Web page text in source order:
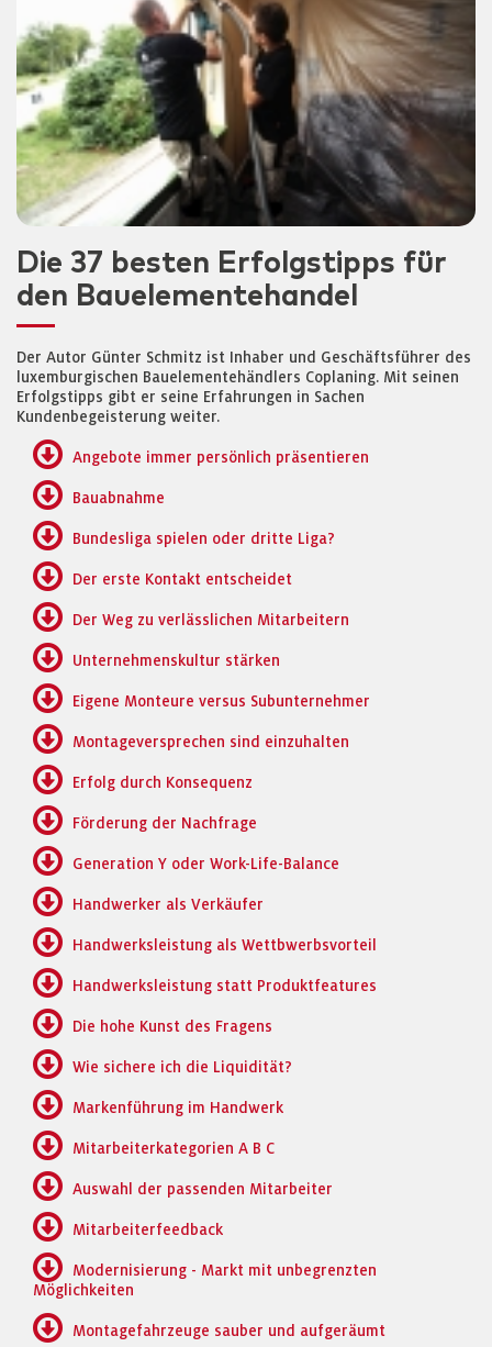
Die 37 besten Erfolgstipps für
den Bauelementehandel
Der Autor Günter Schmitz ist Inhaber und Geschäftsführer des
luxemburgischen Bauelementehändlers Coplaning. Mit seinen
Erfolgstipps gibt er seine Erfahrungen in Sachen
Kundenbegeisterung weiter.
Angebote immer persönlich präsentieren
Bauabnahme
Bundesliga spielen oder dritte Liga?
Der erste Kontakt entscheidet
Der Weg zu verlässlichen Mitarbeitern
Unternehmenskultur stärken
Eigene Monteure versus Subunternehmer
Montageversprechen sind einzuhalten
Erfolg durch Konsequenz
Förderung der Nachfrage
Generation Y oder Work-Life-Balance
Handwerker als Verkäufer
Handwerksleistung als Wettbwerbsvorteil
Handwerksleistung statt Produktfeatures
Die hohe Kunst des Fragens
Wie sichere ich die Liquidität?
Markenführung im Handwerk
Mitarbeiterkategorien A B C
Auswahl der passenden Mitarbeiter
Mitarbeiterfeedback
Modernisierung - Markt mit unbegrenzten
Möglichkeiten
Montagefahrzeuge sauber und aufgeräumt